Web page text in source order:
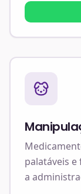
palatáveis
a